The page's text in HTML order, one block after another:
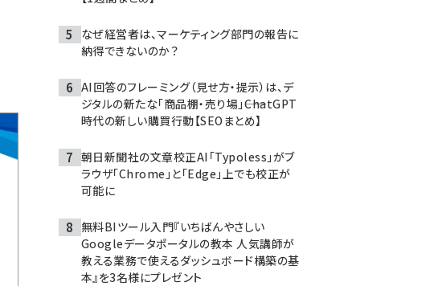
なぜ経営者は、マーケティング部門の報告に
納得できないのか？
AI回答のフレーミング（見せ方・提示）は、デ
ジタルの新たな「商品棚・売り場」――ChatGPT
時代の新しい購買行動【SEOまとめ】
朝日新聞社の文章校正AI「Typoless」がブ
ラウザ「Chrome」と「Edge」上でも校正が
可能に
無料BIツール入門『いちばんやさしい
Googleデータポータルの教本 人気講師が
教える業務で使えるダッシュボード構築の基
本』を3名様にプレゼント